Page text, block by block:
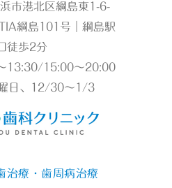
市港北区綱島東1-6-
綱島101号｜綱島駅
徒歩2分
13:30/15:00～20:00
曜日、12/30～1/3
治療・歯周病治療